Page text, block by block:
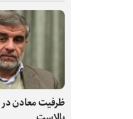
ظرفیت‌ معادن